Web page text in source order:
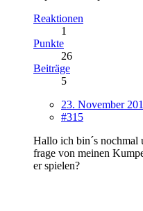
Reaktionen
1
Punkte
26
Beiträge
5
23. November
#315
Hallo ich bin´s nochmal
frage von meinen
er spielen?